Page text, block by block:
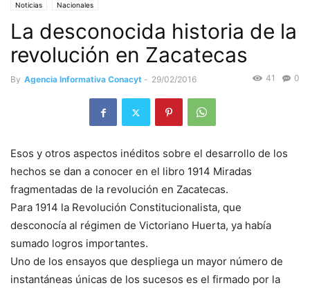
Noticias Nacionales
La desconocida historia de la
revolución en Zacatecas
By Agencia Informativa Conacyt - 29/02/2016 0
41
Esos y otros aspectos inéditos sobre el desarrollo de los
hechos se dan a conocer en el libro 1914 Miradas
fragmentadas de la revolución en Zacatecas.
Para 1914 la Revolución Constitucionalista, que
desconocía al régimen de Victoriano Huerta, ya había
sumado logros importantes.
Uno de los ensayos que despliega un mayor número de
instantáneas únicas de los sucesos es el firmado por la